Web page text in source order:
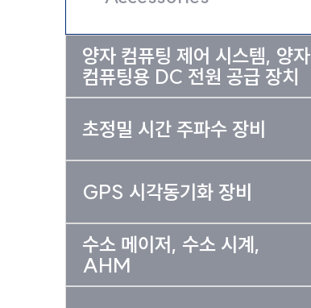
양자 컴퓨팅 제어 시스템, 양자
컴퓨팅용 DC 전원 공급 장치
초정밀 시간 주파수 장비
GPS 시각동기화 장비
수소 메이저, 수소 시계,
AHM